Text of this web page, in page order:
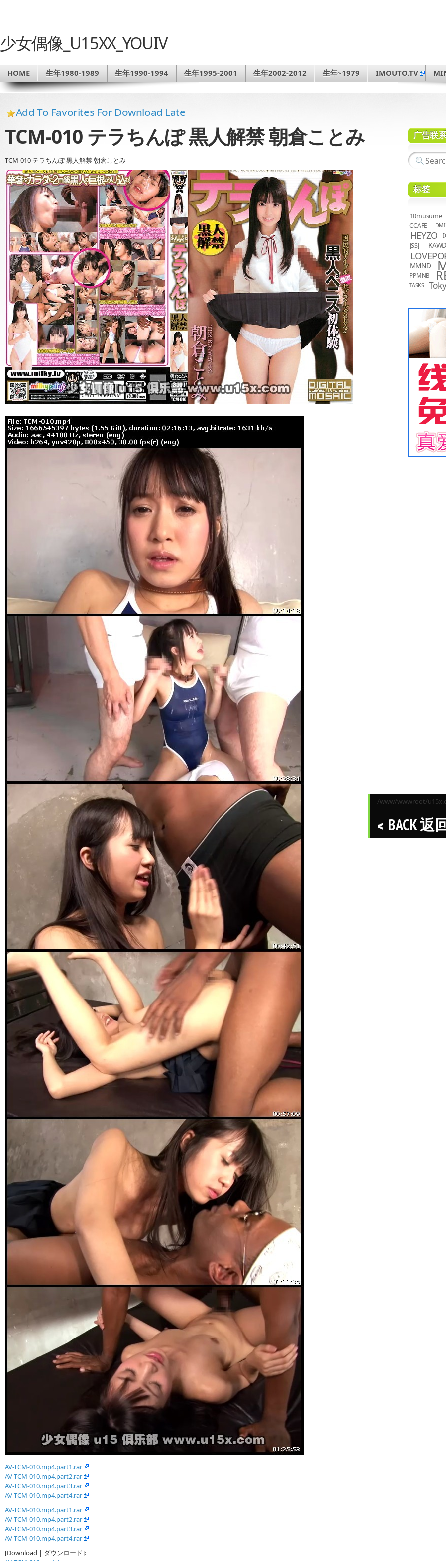
少女偶像_U15XX_YOUIV
HOME 生年1980-1989 生年1990-1994 生年1995-2001 生年2002-2012 生年~1979 IMOUTO.TV
Add To Favorites For Download Late
TCM-010 テラちんぽ 黒人解禁 朝倉ことみ
TCM-010 テラちんぽ 黒人解禁 朝倉ことみ
AV-TCM-010.mp4.part1.rar
AV-TCM-010.mp4.part2.rar
AV-TCM-010.mp4.part3.rar
AV-TCM-010.mp4.part4.rar
AV-TCM-010.mp4.part1.rar
AV-TCM-010.mp4.part2.rar
AV-TCM-010.mp4.part3.rar
AV-TCM-010.mp4.part4.rar
[Download | ダウンロード]:
广告联
标签
10musume
CCAFE DMI
HEYZO
JSSJ KAWD
MMND
PPMNB
TASKS
/www/wwwroot/
BACK 返